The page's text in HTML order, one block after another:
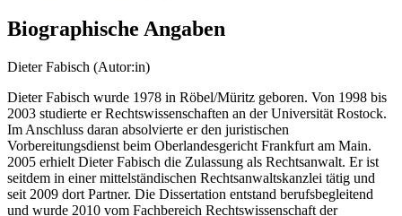
Biographische Angaben
Dieter Fabisch (Autor:in)
Dieter Fabisch wurde 1978 in Röbel/Müritz geboren. Von 1998 bis
2003 studierte er Rechtswissenschaften an der Universität Rostock.
Im Anschluss daran absolvierte er den juristischen
Vorbereitungsdienst beim Oberlandesgericht Frankfurt am Main.
2005 erhielt Dieter Fabisch die Zulassung als Rechtsanwalt. Er ist
seitdem in einer mittelständischen Rechtsanwaltskanzlei tätig und
seit 2009 dort Partner. Die Dissertation entstand berufsbegleitend
und wurde 2010 vom Fachbereich Rechtswissenschaft der